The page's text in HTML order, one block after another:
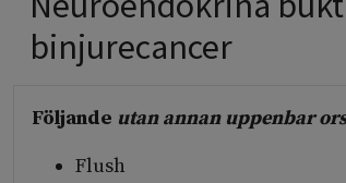
binjurecancer
Följande utan annan uppenbar
Flush